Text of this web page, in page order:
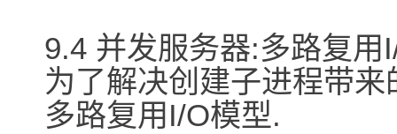
9.4 并发服务器:多路复用
为了解决创建子进程带
多路复用I/O模型.